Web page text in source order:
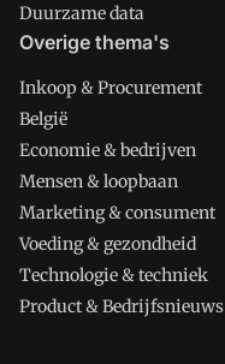
Duurzame data
Overige thema's
Inkoop & Procurement
België
Economie & bedrijven
Mensen & loopbaan
Marketing & consument
Voeding & gezondheid
Technologie & techniek
Product & Bedrijfsnieuws